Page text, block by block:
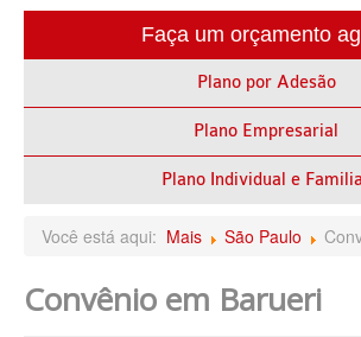
PLANO DE SAÚDE EMPRESARIAL
ALLIANZ PLANO DE SAÚDE EMPRESARIAL
AMEPLAN PLANO DE SAÚDE EMPRESARIAL
BIOVIDA PLANO DE SAÚDE EMPRESARIAL
Faça um orçamento
Plano por Adesão
Plano Empresarial
Plano Individual e
Você está aqui: Mais São Paulo
Convênio em Barueri